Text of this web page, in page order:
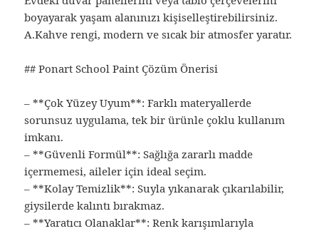
boyayarak yaşam alanınızı kişiselleştirebilirsiniz.
A.Kahve rengi, modern ve sıcak bir atmosfer yaratır.
## Ponart School Paint Çözüm Önerisi
– **Çok Yüzey Uyum**: Farklı materyallerde
sorunsuz uygulama, tek bir ürünle çoklu kullanım
imkanı.
– **Güvenli Formül**: Sağlığa zararlı madde
içermemesi, aileler için ideal seçim.
– **Kolay Temizlik**: Suyla yıkanarak çıkarılabilir,
giysilerde kalıntı bırakmaz.
– **Yaratıcı Olanaklar**: Renk karışımlarıyla